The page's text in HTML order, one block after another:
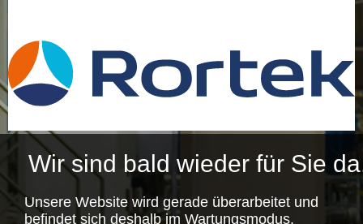
Wir sind bald wieder für Sie
Unsere Website wird gerade überarbeitet und
befindet sich deshalb im Wartungsmodus.